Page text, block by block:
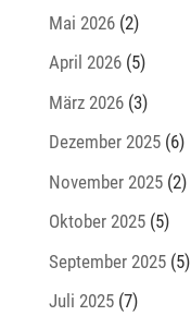
Mai 2026(2)
April 2026(5)
März 2026(3)
Dezember 2025(6)
November 2025(2)
Oktober 2025(5)
September 2025(5)
Juli 2025(7)